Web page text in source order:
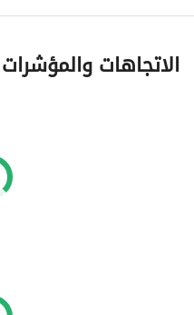
الاتجاهات والمؤشرات